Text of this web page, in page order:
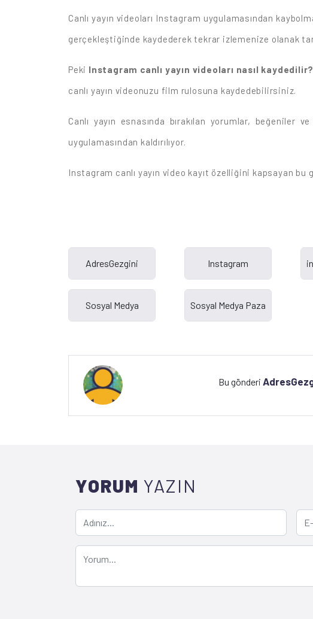
Canlı yayın videoları Instagram uygulamasından
gerçekleştiğinde kaydederek tekrar izlemenize olanak
Peki Instagram canlı yayın videoları nasıl kaydedilir?
canlı yayın videonuzu film rulosuna kaydedebilirsiniz.
Canlı yayın esnasında bırakılan yorumlar,
uygulamasından kaldırılıyor.
Instagram canlı yayın video kayıt özelliğini kapsayan bu
Bu gönderi
YORUM YAZIN